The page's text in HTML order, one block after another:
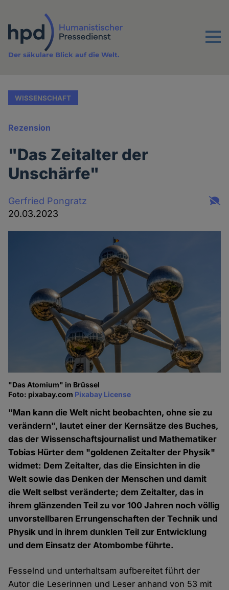
Inhalt
Menu
Der säkulare Blick auf die Welt.
WISSENSCHAFT
Rezension
"Das Zeitalter der
Unschärfe"
Gerfried Pongratz
20.03.2023
"Das Atomium" in Brüssel
Foto: pixabay.com Pixabay License
"Man kann die Welt nicht beobachten, ohne sie zu
verändern", lautet einer der Kernsätze des Buches,
das der Wissenschaftsjournalist und Mathematiker
Tobias Hürter dem "goldenen Zeitalter der Physik"
widmet: Dem Zeitalter, das die Einsichten in die
Welt sowie das Denken der Menschen und damit
die Welt selbst veränderte; dem Zeitalter, das in
ihrem glänzenden Teil zu vor 100 Jahren noch völlig
unvorstellbaren Errungenschaften der Technik und
Physik und in ihrem dunklen Teil zur Entwicklung
und dem Einsatz der Atombombe führte.
Fesselnd und unterhaltsam aufbereitet führt der
Autor die Leserinnen und Leser anhand von 53 mit